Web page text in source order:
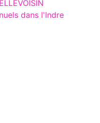
dans l'Indre